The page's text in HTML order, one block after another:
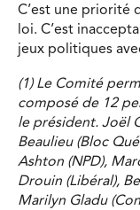
C’est une priorité
loi. C’est
jeux politiques
(1) Le Comité
composé de 12
le président. Joël
Beaulieu (Bloc
Ashton (NPD),
Drouin (Libéral),
Marilyn Gladu